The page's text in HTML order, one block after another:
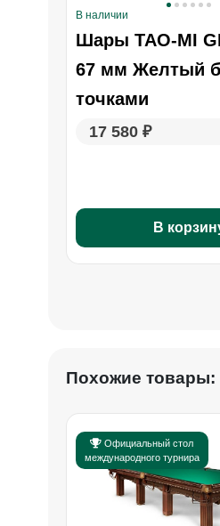
В наличии
Шары TAO-MI
67 мм Желтый
точками
17 580 ₽
В
Похожие товары:
Официальный стол
международного турнира